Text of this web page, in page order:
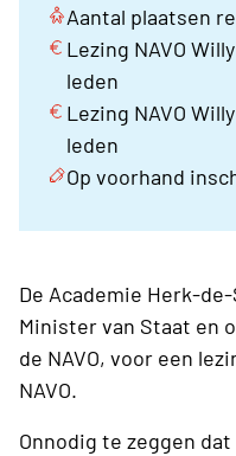
Aantal plaatsen
Lezing NAVO
leden
Lezing NAVO
leden
Op voorhand
De Academie Herk-
Minister van Staat en
de NAVO, voor een
NAVO.
Onnodig te zeggen